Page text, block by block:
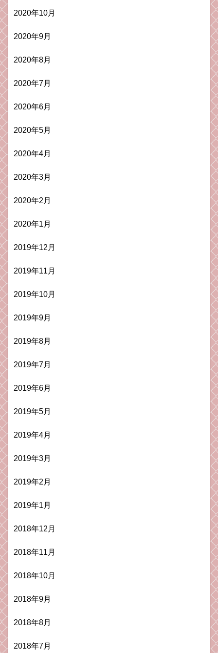
2020年10月
2020年9月
2020年8月
2020年7月
2020年6月
2020年5月
2020年4月
2020年3月
2020年2月
2020年1月
2019年12月
2019年11月
2019年10月
2019年9月
2019年8月
2019年7月
2019年6月
2019年5月
2019年4月
2019年3月
2019年2月
2019年1月
2018年12月
2018年11月
2018年10月
2018年9月
2018年8月
2018年7月